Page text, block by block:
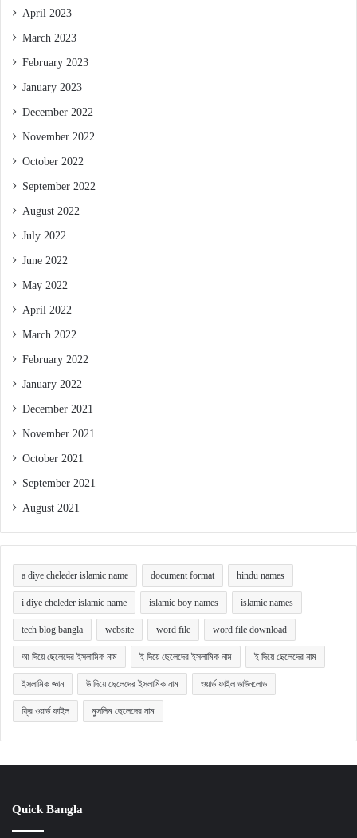
April 2023
March 2023
February 2023
January 2023
December 2022
November 2022
October 2022
September 2022
August 2022
July 2022
June 2022
May 2022
April 2022
March 2022
February 2022
January 2022
December 2021
November 2021
October 2021
September 2021
August 2021
a diye cheleder islamic name document format hindu names
i diye cheleder islamic name islamic boy names islamic names
tech blog bangla website word file word file download
আ দিয়ে ছেলেদের ইসলামিক নাম ই দিয়ে ছেলেদের ইসলামিক নাম ই দিয়ে ছেলেদের নাম
ইসলামিক জ্ঞান উ দিয়ে ছেলেদের ইসলামিক নাম ওয়ার্ড ফাইল ডাউনলোড
ফ্রি ওয়ার্ড ফাইল মুসলিম ছেলেদের নাম
Quick Bangla